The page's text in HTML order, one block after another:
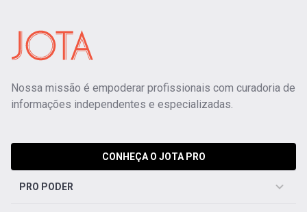
Nossa missão é empoderar profissionais com curadoria de
informações independentes e especializadas.
CONHEÇA O JOTA PRO
PRO PODER